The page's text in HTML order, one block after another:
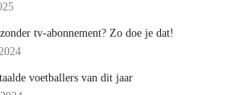
tv-abonnement? Zo doe je dat!
voetballers van dit jaar